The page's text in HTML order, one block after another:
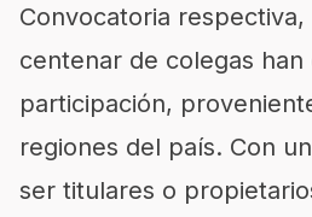
Convocatoria respectiva,
centenar de colegas
participación,
regiones del país. Con
ser titulares o